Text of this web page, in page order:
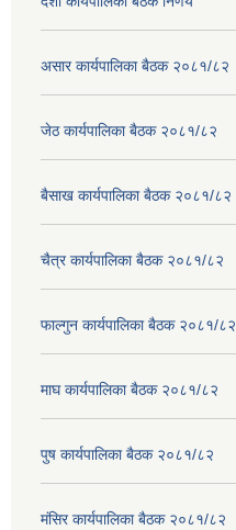
असार कार्यपालिका बैठक २०८१/८२
जेठ कार्यपालिका बैठक २०८१/८२
बैसाख कार्यपालिका बैठक २०८१/८२
चैत्र कार्यपालिका बैठक २०८१/८२
फाल्गुन कार्यपालिका बैठक २०८१/८२
माघ कार्यपालिका बैठक २०८१/८२
पुष कार्यपालिका बैठक २०८१/८२
मंसिर कार्यपालिका बैठक २०८१/८२